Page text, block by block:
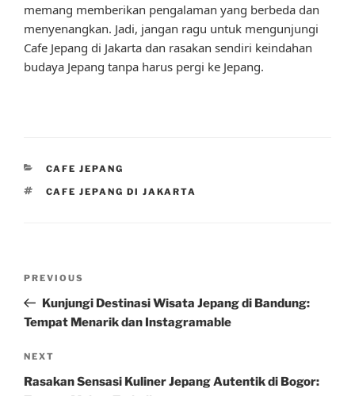
memang memberikan pengalaman yang berbeda dan
menyenangkan. Jadi, jangan ragu untuk mengunjungi
Cafe Jepang di Jakarta dan rasakan sendiri keindahan
budaya Jepang tanpa harus pergi ke Jepang.
CATEGORIES
CAFE JEPANG
TAGS
CAFE JEPANG DI JAKARTA
Previous
Post
PREVIOUS
Kunjungi Destinasi Wisata Jepang di Bandung:
Tempat Menarik dan Instagramable
Next
Post
NEXT
Rasakan Sensasi Kuliner Jepang Autentik di Bogor: